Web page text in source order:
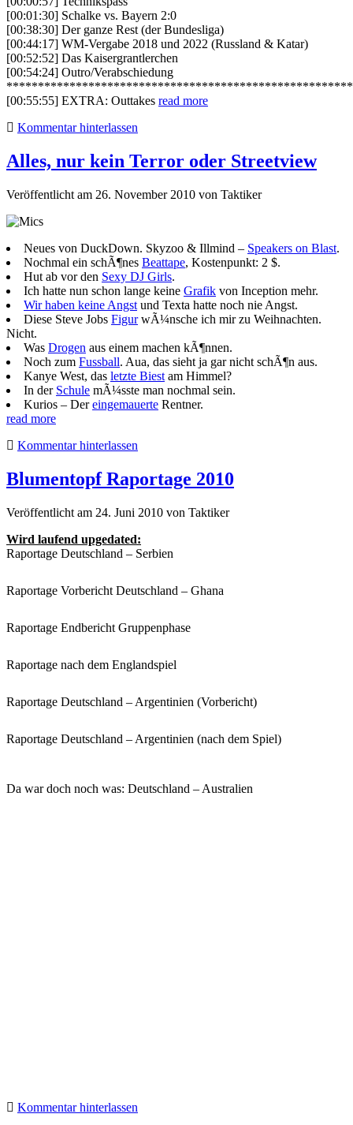
[00:01:30] Schalke vs. Bayern 2:0
[00:38:30] Der ganze Rest (der Bundesliga)
[00:44:17] WM-Vergabe 2018 und 2022 (Russland & Katar)
[00:52:52] Das Kaisergrantlerchen
[00:54:24] Outro/Verabschiedung
[00:55:55] EXTRA: Outtakes read more
Kommentar hinterlassen
Alles, nur kein Terror oder Streetview
Veröffentlicht am 26. November 2010 von Taktiker
Neues von DuckDown. Skyzoo & Illmind – Speakers on Blast.
Nochmal ein schÃ¶nes Beattape, Kostenpunkt: 2 $.
Hut ab vor den Sexy DJ Girls.
Ich hatte nun schon lange keine Grafik von Inception mehr.
Wir haben keine Angst und Texta hatte noch nie Angst.
Diese Steve Jobs FigurwÃ¼nsche ich mir zu Weihnachten.
Nicht.
Was Drogen aus einem machen kÃ¶nnen.
Noch zum Fussball. Aua, das sieht ja gar nicht schÃ¶n aus.
Kanye West, das letzte Biest am Himmel?
In der Schule mÃ¼sste man nochmal sein.
Kurios – Dereingemauerte Rentner.
read more
Kommentar hinterlassen
Blumentopf Raportage 2010
Veröffentlicht am 24. Juni 2010 von Taktiker
Wird laufend upgedated:
Raportage Deutschland – Serbien
Raportage Vorbericht Deutschland – Ghana
Raportage Endbericht Gruppenphase
Raportage nach dem Englandspiel
Raportage Deutschland – Argentinien (Vorbericht)
Raportage Deutschland – Argentinien (nach dem Spiel)
Da war doch noch was: Deutschland – Australien
Kommentar hinterlassen